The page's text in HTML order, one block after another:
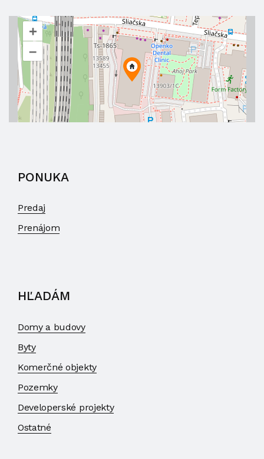
+
–
PONUKA
Predaj
Prenájom
HĽADÁM
Domy a budovy
Byty
Komerčné objekty
Pozemky
Developerské projekty
Ostatné